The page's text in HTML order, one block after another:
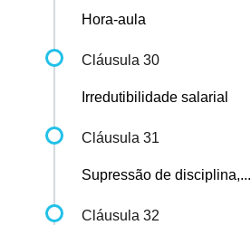
Hora-aula
Cláusula 30
Irredutibilidade salarial
Cláusula 31
Supressão de disciplina,...
Cláusula 32